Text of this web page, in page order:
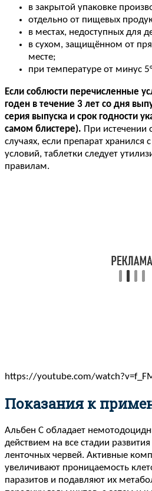
в закрытой упаковке
отдельно от пищевых
в местах, недоступных для
в сухом, защищённом от
месте;
при температуре от минус
Если соблюсти перечисленные
годен в течение 3 лет со дня
серия выпуска и срок годности
самом блистере). При истечении
случаях, если препарат хранился
условий, таблетки следует
правилам.
https://youtube.com/
Показания к
Альбен C обладает
действием на все стадии
ленточных червей. Активные
увеличивают проницаемость
паразитов и подавляют их